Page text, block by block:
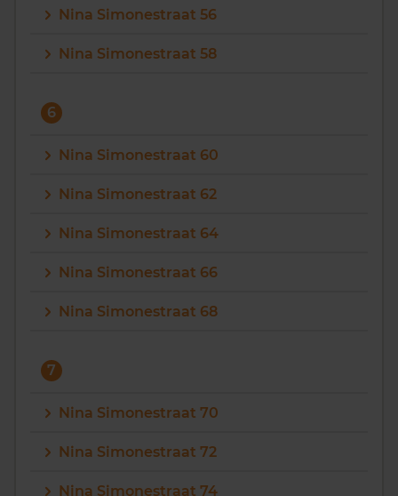
Nina Simonestraat 56
Nina Simonestraat 58
6
Nina Simonestraat 60
Nina Simonestraat 62
Nina Simonestraat 64
Nina Simonestraat 66
Nina Simonestraat 68
7
Nina Simonestraat 70
Nina Simonestraat 72
Nina Simonestraat 74